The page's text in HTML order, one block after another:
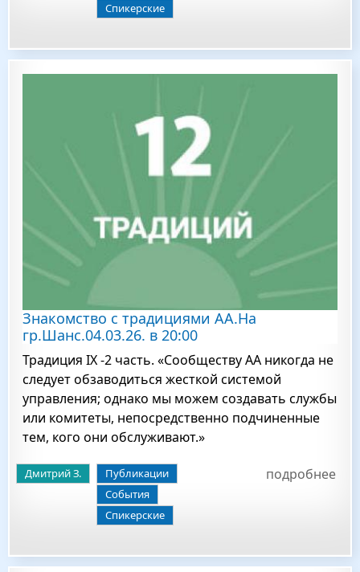
Спикерские
Знакомство с традициями АА.На
гр.Шанс.04.03.26. в 20:00
Традиция IX -2 часть. «Сообществу АА никогда не
следует обзаводиться жесткой системой
управления; однако мы можем создавать службы
или комитеты, непосредственно подчиненные
тем, кого они обслуживают.»
Дмитрий З.
Публикации
События
Спикерские
подробнее